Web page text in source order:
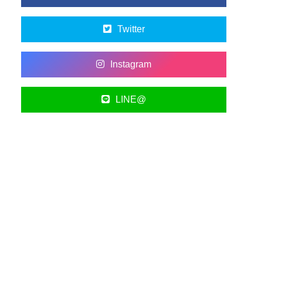
Twitter
Instagram
LINE@